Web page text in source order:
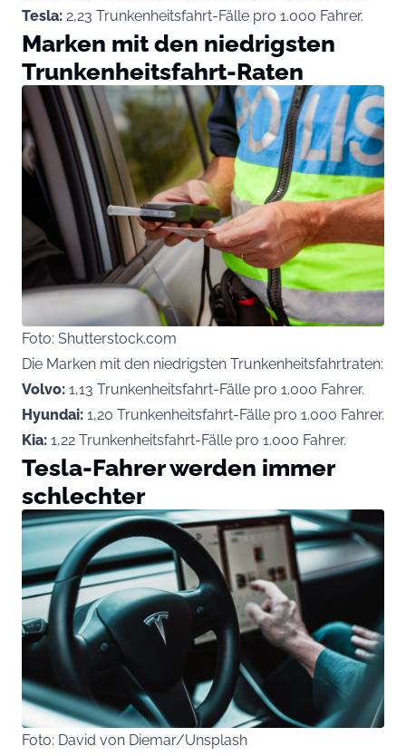
Tesla: 2,23 Trunkenheitsfahrt-Fälle pro 1.000 Fahrer.
Marken mit den niedrigsten
Trunkenheitsfahrt-Raten
Foto: Shutterstock.com
Die Marken mit den niedrigsten Trunkenheitsfahrtraten:
Volvo: 1,13 Trunkenheitsfahrt-Fälle pro 1.000 Fahrer.
Hyundai: 1,20 Trunkenheitsfahrt-Fälle pro 1.000 Fahrer.
Kia: 1,22 Trunkenheitsfahrt-Fälle pro 1.000 Fahrer.
Tesla-Fahrer werden immer
schlechter
Foto: David von Diemar/Unsplash